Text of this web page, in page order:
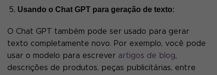
Usando o Chat GPT para geração de texto:
O Chat GPT também pode ser usado para gerar
texto completamente novo. Por exemplo, você pode
usar o modelo para escrever artigos de blog,
descrições de produtos, peças publicitárias, entre